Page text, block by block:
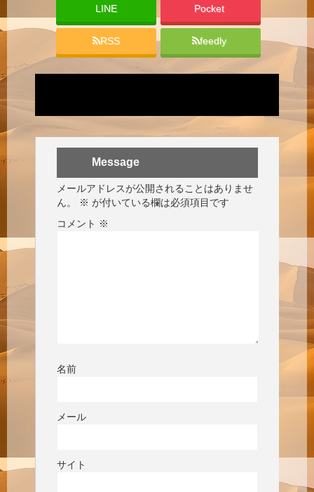
LINE Pocket
RSS feedly
Message
メールアドレスが公開されることはありませ
ん。
※ が付いている欄は必須項目です
コメント ※
名前
メール
サイト